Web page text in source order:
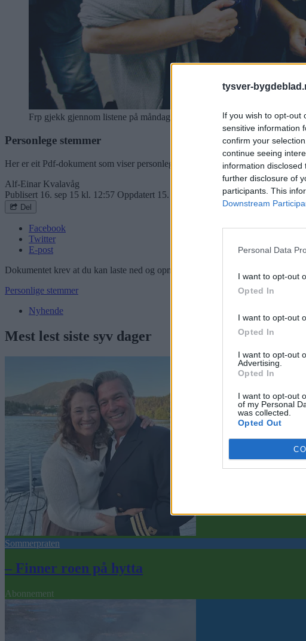
tysver-
If you wish to opt-out
sensitive information
confirm your
continue seeing
information
further disclosure of
participants. This
Downstream
Personal Data
I want to opt-out
Opted In
I want to opt-out
Opted In
I want to opt-out
Advertising.
Opted In
I want to opt-out
of my Personal
was collected.
Opted Out
Frp gjekk gjennom listene på måndag. Her kan du laste dei ned. Fotyo:
Personlege stemmer
Her er eit Pdf-dokument som viser personlege stemmer ved valet i Tysvær.
Alf-Einar Kvalavåg
Publisert 16. sep 15 kl. 12:57 Oppdatert 15. aug 19 kl. 17:13
Del
Facebook
Twitter
E-post
Dokumentet krev at du kan laste ned og opne pdf.
Personlige stemmer
Nyhende
Mest lest siste syv dager
Sommerpraten
– Finner roen på hytta
Abonnement